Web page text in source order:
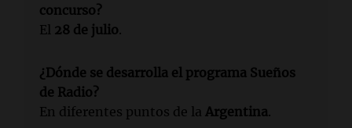
concurso?
El 28 de julio.
¿Dónde se desarrolla el programa Sueños
de Radio?
En diferentes puntos de la Argentina.